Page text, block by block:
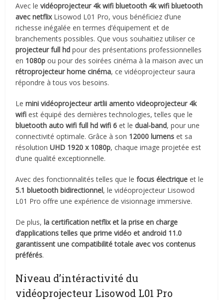
Avec levidéoprojecteur 4k wifi bluetooth 4k wifi bluetooth
avec netflixLisowod L01 Pro, vous bénéficiez d’une
richesse inégalée en termes d’équipement et de
branchements possibles. Que vous souhaitiez utiliser ce
projecteur full hd pour des présentations professionnelles
en 1080p ou pour des soirées cinéma à la maison avec un
rétroprojecteur home cinéma, ce vidéoprojecteur saura
répondre à tous vos besoins.
Lemini vidéoprojecteur artlii amento videoprojecteur 4k
wifi est équipé des dernières technologies, telles que le
bluetooth auto wifi full hd wifi 6 et ledual-band, pour une
connectivité optimale. Grâce à son 12000 lumens et sa
résolutionUHD 1920 x 1080p, chaque image projetée est
d’une qualité exceptionnelle.
Avec des fonctionnalités telles que lefocus électrique et le
5.1 bluetooth bidirectionnel, le vidéoprojecteur Lisowod
L01 Pro offre une expérience de visionnage immersive.
De plus, la certification netflix et la prise en charge
d’applications telles que prime vidéo et android 11.0
garantissent une compatibilité totale avec vos contenus
préférés.
Niveau d’intéractivité du
vidéoprojecteur Lisowod L01 Pro